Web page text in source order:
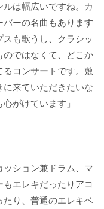
は幅広いですね。カ
ーの名曲もあります
も歌うし、クラシッ
のではなくて、どこか
るコンサートです。敷
来ていただきたいな
がけています」
ッション兼ドラム、マ
エレキだったりアコ
たり、普通のエレキベ